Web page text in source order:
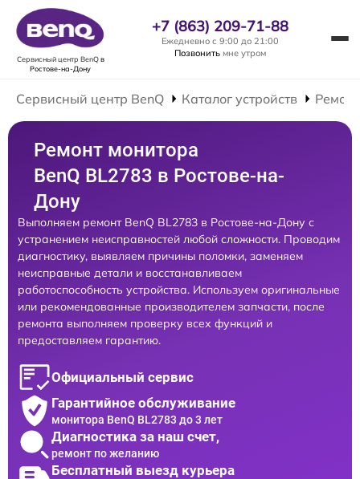
Сервисный центр BenQв
Ростове-на-Дону
+7 (863) 209-71-88
Ежедневно с 9:00 до 21:00
Позвонить мне утром
Сервисный центр BenQ Каталог устройств
Ремонт монитора
BenQ BL2783 в Ростове-на-
Дону
Выполняем ремонт BenQ BL2783 в Ростове-на-Дону с
устранением неисправностей любой сложности. Проводим
диагностику, выявляем причины поломки, заменяем
неисправные детали и восстанавливаем
работоспособность устройства. Используем оригинальные
или рекомендованные производителем запчасти, после
ремонта выполняем проверку всех функций и
предоставляем гарантию.
Официальный сервис
Гарантийное обслуживание
монитора BenQ BL2783 до 3 лет
Диагностика за наш счет,
ремонт по желанию
Бесплатный выезд курьера